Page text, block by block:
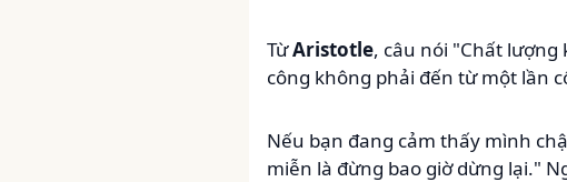
TừAristotle, câu nói "Chất
công không phải đến từ một lần
Nếu bạn đang cảm thấy mình
miễn là đừng bao giờ dừng lại."